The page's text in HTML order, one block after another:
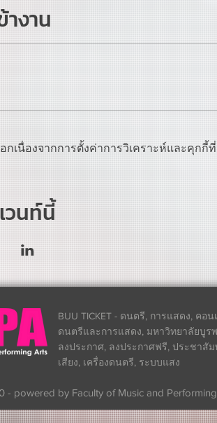
างาน
กเนื่องจากการตั้งค่าการวิเคราะห์และคุกกี้
วนท์นี้
BUU TICKET - ดนตรี, การแสดง, คอ
ดนตรีและการแสดง, มหาวิทยาลัยบูร
ลงประกาศ, ลงประกาศฟรี, ประชาสั
เสียง, เครื่องดนตรี, ระบบแสง
- powered by Faculty of Music and